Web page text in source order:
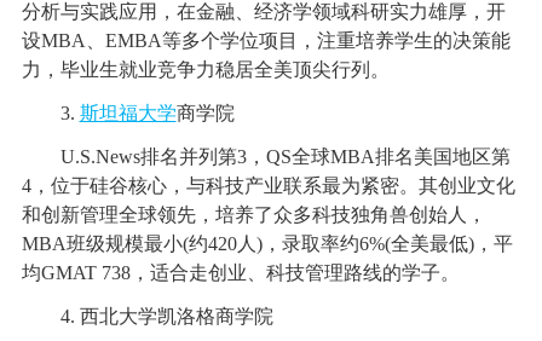
分析与实践应用，在金融、经济学领域科研实力雄厚，开
设MBA、EMBA等多个学位项目，注重培养学生的决策能
力，毕业生就业竞争力稳居全美顶尖行列。
3. 斯坦福大学商学院
U.S.News排名并列第3，QS全球MBA排名美国地区第
4，位于硅谷核心，与科技产业联系最为紧密。其创业文化
和创新管理全球领先，培养了众多科技独角兽创始人，
MBA班级规模最小(约420人)，录取率约6%(全美最低)，平
均GMAT 738，适合走创业、科技管理路线的学子。
4. 西北大学凯洛格商学院